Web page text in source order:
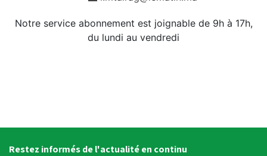
Notre service abonnement est joignable de 9h à 17h,
du lundi au vendredi
Restez informés de l'actualité en continu